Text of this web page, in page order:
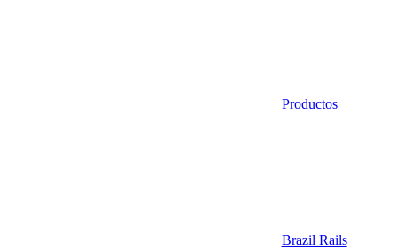
Productos
Brazil Rails